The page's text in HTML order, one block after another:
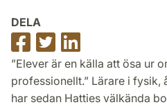
DELA
Dela
på
Facebook
Dela
på
Twitter
på
LinkedIn
”Elever är en källa att ösa ur
professionellt.” Lärare i fysik,
har sedan Hatties välkända